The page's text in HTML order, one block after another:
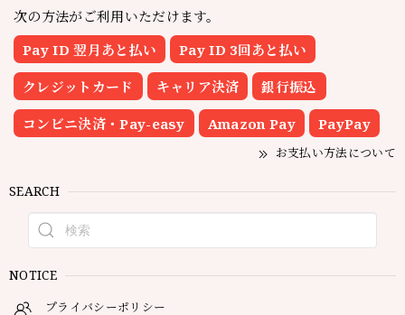
次の方法がご利用いただけます。
Pay ID 翌月あと払い
Pay ID 3回あと払い
クレジットカード キャリア決済 銀行振込
コンビニ決済・Pay-easy Amazon Pay PayPay
お支払い方法について
SEARCH
NOTICE
プライバシーポリシー